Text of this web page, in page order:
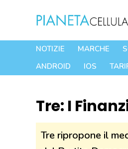
contenuto
NOTIZIE MARCHE
ANDROID
IOS
Tre: I
Tre ripropone il